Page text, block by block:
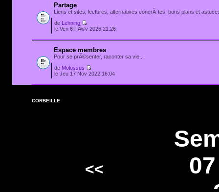
Partage
Liens et sites, lectures, alternatives concrÃ¨tes, bons plans et
de
Lehning
le Ven 6 FÃ©v 2026 21:26
Espace membres
Pour se prÃ©senter, raconter sa vie...
de Molossus
le Jeu 17 Nov 2022 16:04
CORBEILLE
<<